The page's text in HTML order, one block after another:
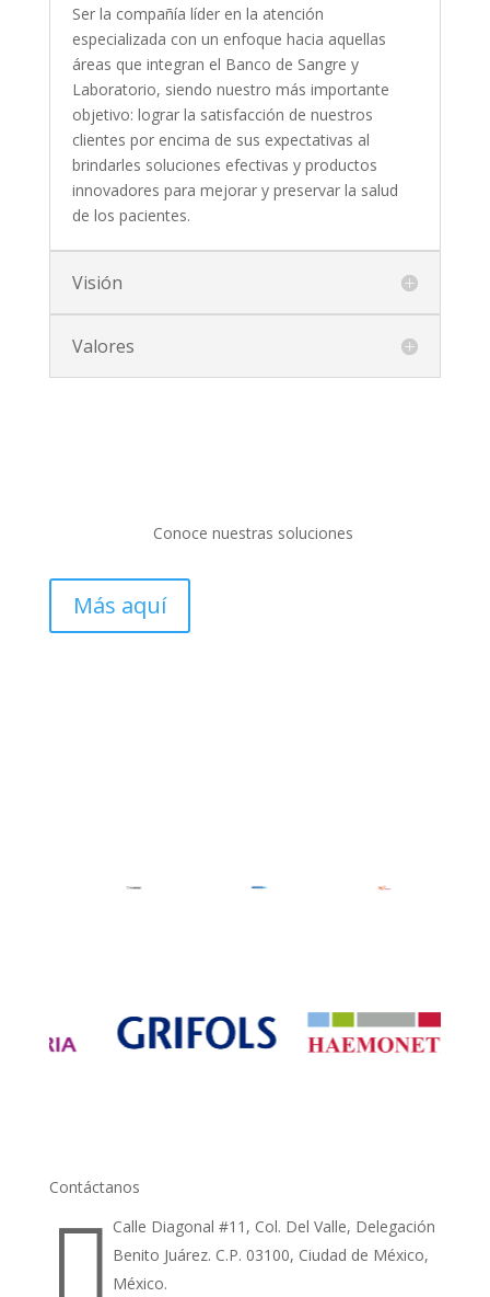
Ser la compañía líder en la atención
especializada con un enfoque hacia aquellas
áreas que integran el Banco de Sangre y
Laboratorio, siendo nuestro más importante
objetivo: lograr la satisfacción de nuestros
clientes por encima de sus expectativas al
brindarles soluciones efectivas y productos
innovadores para mejorar y preservar la salud
de los pacientes.
Visión
Valores
Conoce nuestras soluciones
Más aquí
Contáctanos
 Calle Diagonal #11, Col. Del Valle, Delegación
Benito Juárez. C.P. 03100, Ciudad de México,
México.